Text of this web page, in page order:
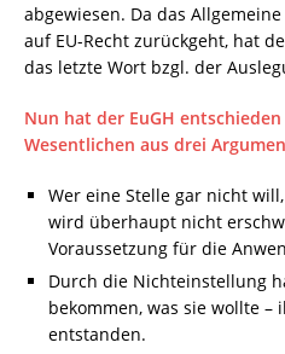
abgewiesen. Da das
auf EU-Recht zurückgeht, hat
das letzte Wort bzgl. der
Nun hat der EuGH
Wesentlichen aus drei
Wer eine Stelle gar nicht
wird überhaupt nicht
Voraussetzung für die
Durch die Nichteinstellung
bekommen, was sie wollte –
entstanden.